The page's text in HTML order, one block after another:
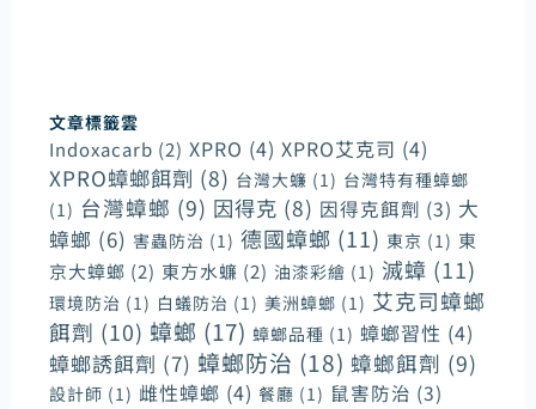
文章標籤雲
Indoxacarb (2) XPRO (4) XPRO艾克司 (4)
XPRO蟑螂餌劑 (8) 台灣大蠊 (1) 台灣特有種蟑螂
(1) 台灣蟑螂 (9) 因得克 (8) 因得克餌劑 (3) 大
蟑螂 (6) 害蟲防治 (1) 德國蟑螂 (11) 東京 (1) 東
京大蟑螂 (2) 東方水蠊 (2) 油漆彩繪 (1) 滅蟑 (11)
環境防治 (1) 白蟻防治 (1) 美洲蟑螂 (1) 艾克司蟑螂
餌劑 (10) 蟑螂 (17) 蟑螂品種 (1) 蟑螂習性 (4)
蟑螂誘餌劑 (7) 蟑螂防治 (18) 蟑螂餌劑 (9)
設計師 (1) 雌性蟑螂 (4) 餐廳 (1) 鼠害防治 (3)